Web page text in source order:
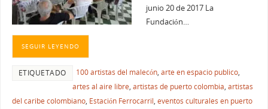
junio 20 de 2017 La
Fundación…
SEGUIR LEYENDO
ETIQUETADO 100 artistas del malecón, arte en espacio publico,
artes al aire libre, artistas de puerto colombia, artistas
del caribe colombiano, Estación Ferrocarril, eventos culturales en puerto